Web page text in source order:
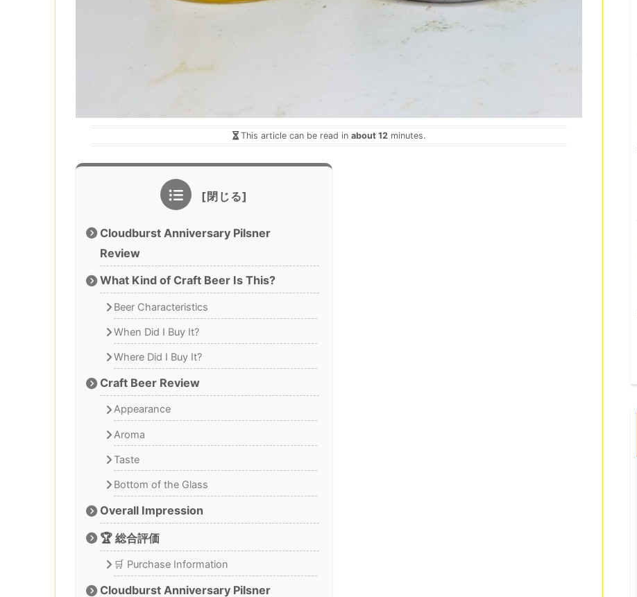
This article can be read in about 12 minutes.
Cloudburst Anniversary Pilsner
Review
What Kind of Craft Beer Is This?
Beer Characteristics
When Did I Buy It?
Where Did I Buy It?
Craft Beer Review
Appearance
Aroma
Taste
Bottom of the Glass
Overall Impression
🏆 総合評価
🛒 Purchase Information
Cloudburst Anniversary Pilsner